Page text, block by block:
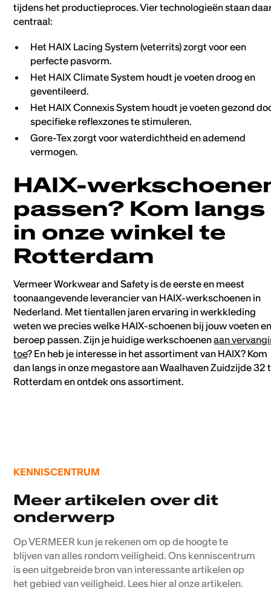
tijdens het productieproces. Vier technologieën staan
centraal:
Het HAIX Lacing System (veterrits) zorgt voor een
perfecte pasvorm.
Het HAIX Climate System houdt je voeten droog en
geventileerd.
Het HAIX Connexis System houdt je voeten gezond
specifieke reflexzones te stimuleren.
Gore-Tex zorgt voor waterdichtheid en ademend
vermogen.
HAIX-
passen? Kom langs
in onze winkel te
Rotterdam
Vermeer Workwear and Safety is de eerste en meest
toonaangevende leverancier van HAIX-werkschoenen in
Nederland. Met tientallen jaren ervaring in werkkleding
weten we precies welke HAIX-schoenen bij jouw voeten
beroep passen. Zijn je huidige werkschoenenaan
toe? En heb je interesse in het assortiment van HAIX? Kom
dan langs in onze megastore aan Waalhaven Zuidzijde 32
Rotterdam en ontdek ons assortiment.
KENNISCENTRUM
Meer artikelen over dit
onderwerp
Op VERMEER kun je rekenen om op de hoogte te
blijven van alles rondom veiligheid. Ons kenniscentrum
is een uitgebreide bron van interessante artikelen op
het gebied van veiligheid. Lees hier al onze artikelen.